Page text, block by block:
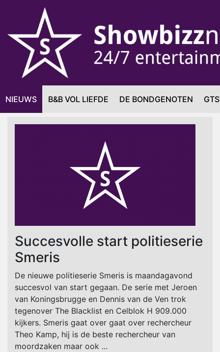
NIEUWS B&B VOL LIEFDE DE BONDGENOTEN
Succesvolle start politieserie
Smeris
De nieuwe politieserie Smeris is maandagavond
succesvol van start gegaan. De serie met Jeroen
van Koningsbrugge en Dennis van de Ven trok
tegenover The Blacklist en Celblok H 909.000
kijkers. Smeris gaat over gaat over rechercheur
Theo Kamp, hij is de beste rechercheur van
moordzaken maar ook ...